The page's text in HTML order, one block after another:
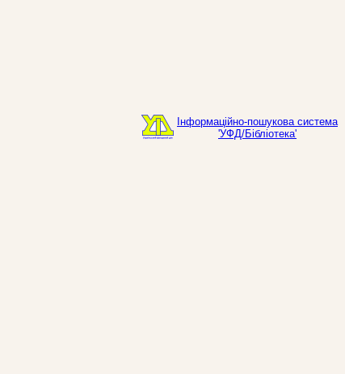
Інформаційно-пошукова система
'УФД/Бібліотека'